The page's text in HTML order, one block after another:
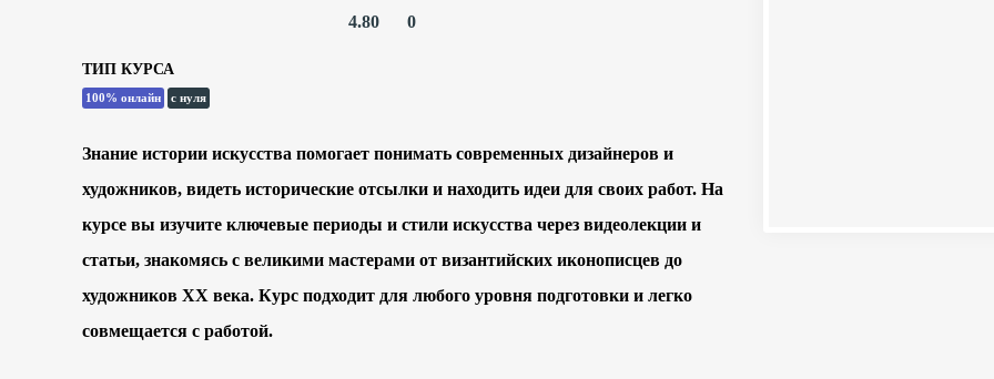
4.80 0
ТИП КУРСА
100% онлайн с нуля
Знание истории искусства помогает понимать современных дизайнеров и
художников, видеть исторические отсылки и находить идеи для своих работ. На
курсе вы изучите ключевые периоды и стили искусства через видеолекции и
статьи, знакомясь с великими мастерами от византийских иконописцев до
художников ХХ века. Курс подходит для любого уровня подготовки и легко
совмещается с работой.